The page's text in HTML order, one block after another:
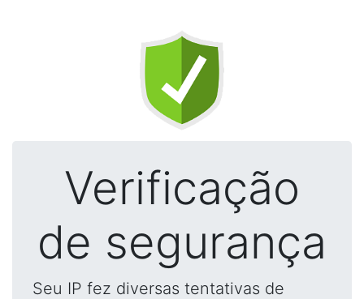
Verificação
de segurança
Seu IP fez diversas tentativas de